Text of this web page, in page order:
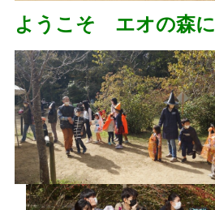
ようこそ エオの森に